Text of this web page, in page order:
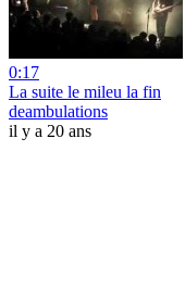
0:17
La suite le mileu la fin
deambulations
il y a 20 ans